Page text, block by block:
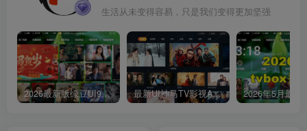
生活从未变得容易，只是我们变得更加坚强
2026最新版绿豆UI9双端影视APP源码 最新UI神马TV影视APP源码 乐檬影视苹果CMS后台 包含前后端源码